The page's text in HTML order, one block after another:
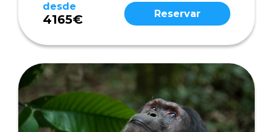
desde
4165€ Reservar